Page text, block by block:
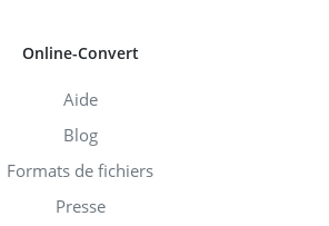
Online-Convert
Aide
Blog
Formats de fichiers
Presse